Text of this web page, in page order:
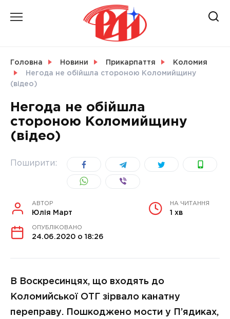
СВІТ
УКРАЇНА
Головна Новини Прикарпаття
Коломия
Негода не обійшла стороною Коломийщину
(відео)
Негода не обійшла
стороною Коломийщину
(відео)
Поширити:
АВТОР
Юлія Март
НА ЧИТАННЯ
1 хв
ОПУБЛІКОВАНО
24.06.2020 о 18:26
В Воскресинцях, що входять до
Коломийської ОТГ зірвало канатну
переправу. Пошкоджено мости у П’ядиках,